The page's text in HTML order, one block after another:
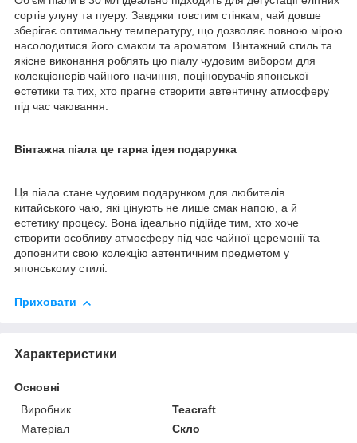
сортів улуну та пуеру. Завдяки товстим стінкам, чай довше
зберігає оптимальну температуру, що дозволяє повною мірою
насолодитися його смаком та ароматом. Вінтажний стиль та
якісне виконання роблять цю піалу чудовим вибором для
колекціонерів чайного начиння, поціновувачів японської
естетики та тих, хто прагне створити автентичну атмосферу
під час чаювання.
Вінтажна піала це гарна ідея подарунка
Ця піала стане чудовим подарунком для любителів
китайського чаю, які цінують не лише смак напою, а й
естетику процесу. Вона ідеально підійде тим, хто хоче
створити особливу атмосферу під час чайної церемонії та
доповнити свою колекцію автентичним предметом у
японському стилі.
Приховати
Характеристики
Основні
Виробник
Teacraft
Матеріал
Скло